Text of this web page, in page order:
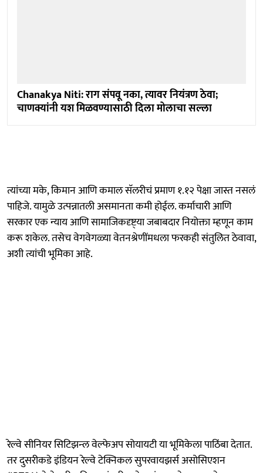
Chanakya Niti: राग संपवू नका, त्यावर नियंत्रण ठेवा;
चाणक्यांनी यश मिळवण्यासाठी दिला मोलाचा सल्ला
त्यांच्या मके, किमान आणि कमाल सॅलरीचं प्रमाण १.१२ पेक्षा जास्त नसलं
पाहिजे. यामुळे उत्पन्नातली असमानता कमी होईल. कर्माचारी आणि
सरकार एक न्याय आणि सामाजिकदृष्ट्‍या जबाबदार नियोक्ता म्हणून काम
करू शकेल. तसेच वेगवेगळ्या वेतनश्रेणींमधला फरकही संतुलित ठेवावा,
अशी त्यांची भूमिका आहे.
रेल्वे सीनियर सिटिझन्ल वेल्फेअप सोयायटी या भूमिकेला पाठिंबा देतात.
तर दुसरीकडे इंडियन रेल्वे टेक्निकल सुपरवायझर्स असोसिएशन